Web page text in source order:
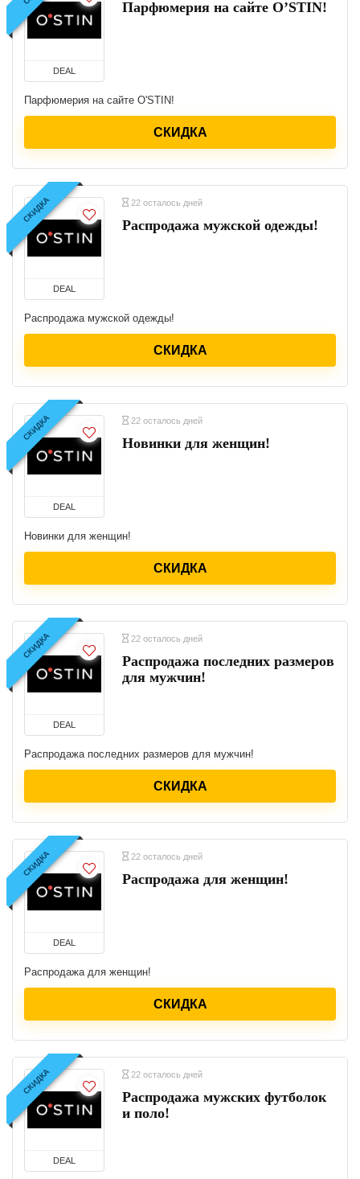
DEAL
Парфюмерия на сайте O’STIN!
Парфюмерия на сайте O'STIN!
СКИДКА
СКИДКА
DEAL
22 осталось дней
Распродажа мужской одежды!
Распродажа мужской одежды!
СКИДКА
СКИДКА
DEAL
22 осталось дней
Новинки для женщин!
Новинки для женщин!
СКИДКА
СКИДКА
DEAL
22 осталось дней
Распродажа последних размеров
для мужчин!
Распродажа последних размеров для мужчин!
СКИДКА
СКИДКА
DEAL
22 осталось дней
Распродажа для женщин!
Распродажа для женщин!
СКИДКА
СКИДКА
DEAL
22 осталось дней
Распродажа мужских футболок
и поло!